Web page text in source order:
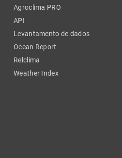
Agroclima PRO
API
Levantamento de dados
Ocean Report
Relclima
Weather Index